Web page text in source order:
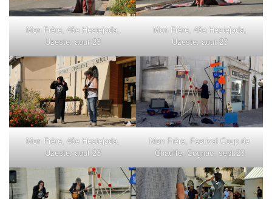
Mon Frère, 46e Hestejada,
Uzeste, aout 23
Mon Frère, 46e Hestejada,
Uzeste, aout 23
Mon Frère, 46e Hestejada,
Uzeste, aout 23
Mon Frère, Festival Coup de
Chauffe, Cognac, sept.23